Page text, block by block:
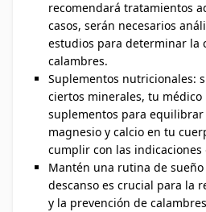
recomendará tratamientos
casos, serán necesarios
estudios para determinar la
calambres.
Suplementos nutricionales:
ciertos minerales, tu
suplementos para equilibrar
magnesio y calcio en tu
cumplir con las indicaciones
Mantén una rutina de
descanso es crucial para la
y la prevención de